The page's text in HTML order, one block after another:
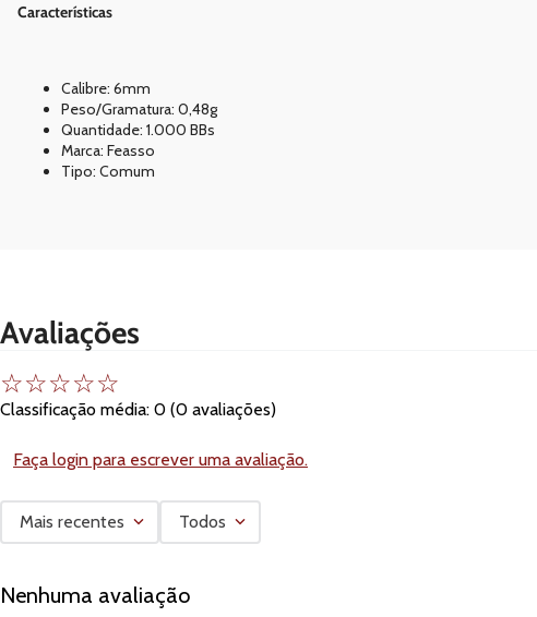
Características
Calibre: 6mm
Peso/Gramatura: 0,48g
Quantidade: 1.000 BBs
Marca: Feasso
Tipo: Comum
Avaliações
☆☆☆☆☆
Classificação média: 0 (0 avaliações)
Faça login para escrever uma avaliação.
Mais recentes Todos
Nenhuma avaliação